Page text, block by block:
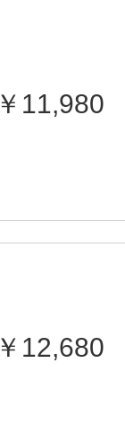
￥11,980
￥12,680